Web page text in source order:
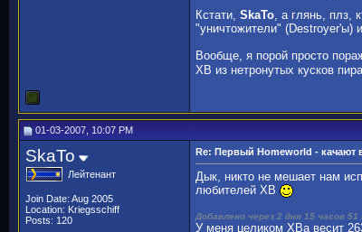
Кстати, SkaTo, а глянь, плз,
"уничтожители" (Destroyer'ы)
Вообще, я порой просто
ХВ из нетронутых кусков
01-03-2007, 10:07 PM
SkaTo
Лейтенант
Join Date: Aug 2005
Location: Kriegsschiff
Posts: 120
Re: Первый Homeworld - качают
Дык, никто не мешает нам
любителей ХВ
Добавлено через 2 дня 15 часов
У меня целиком ХВа весит